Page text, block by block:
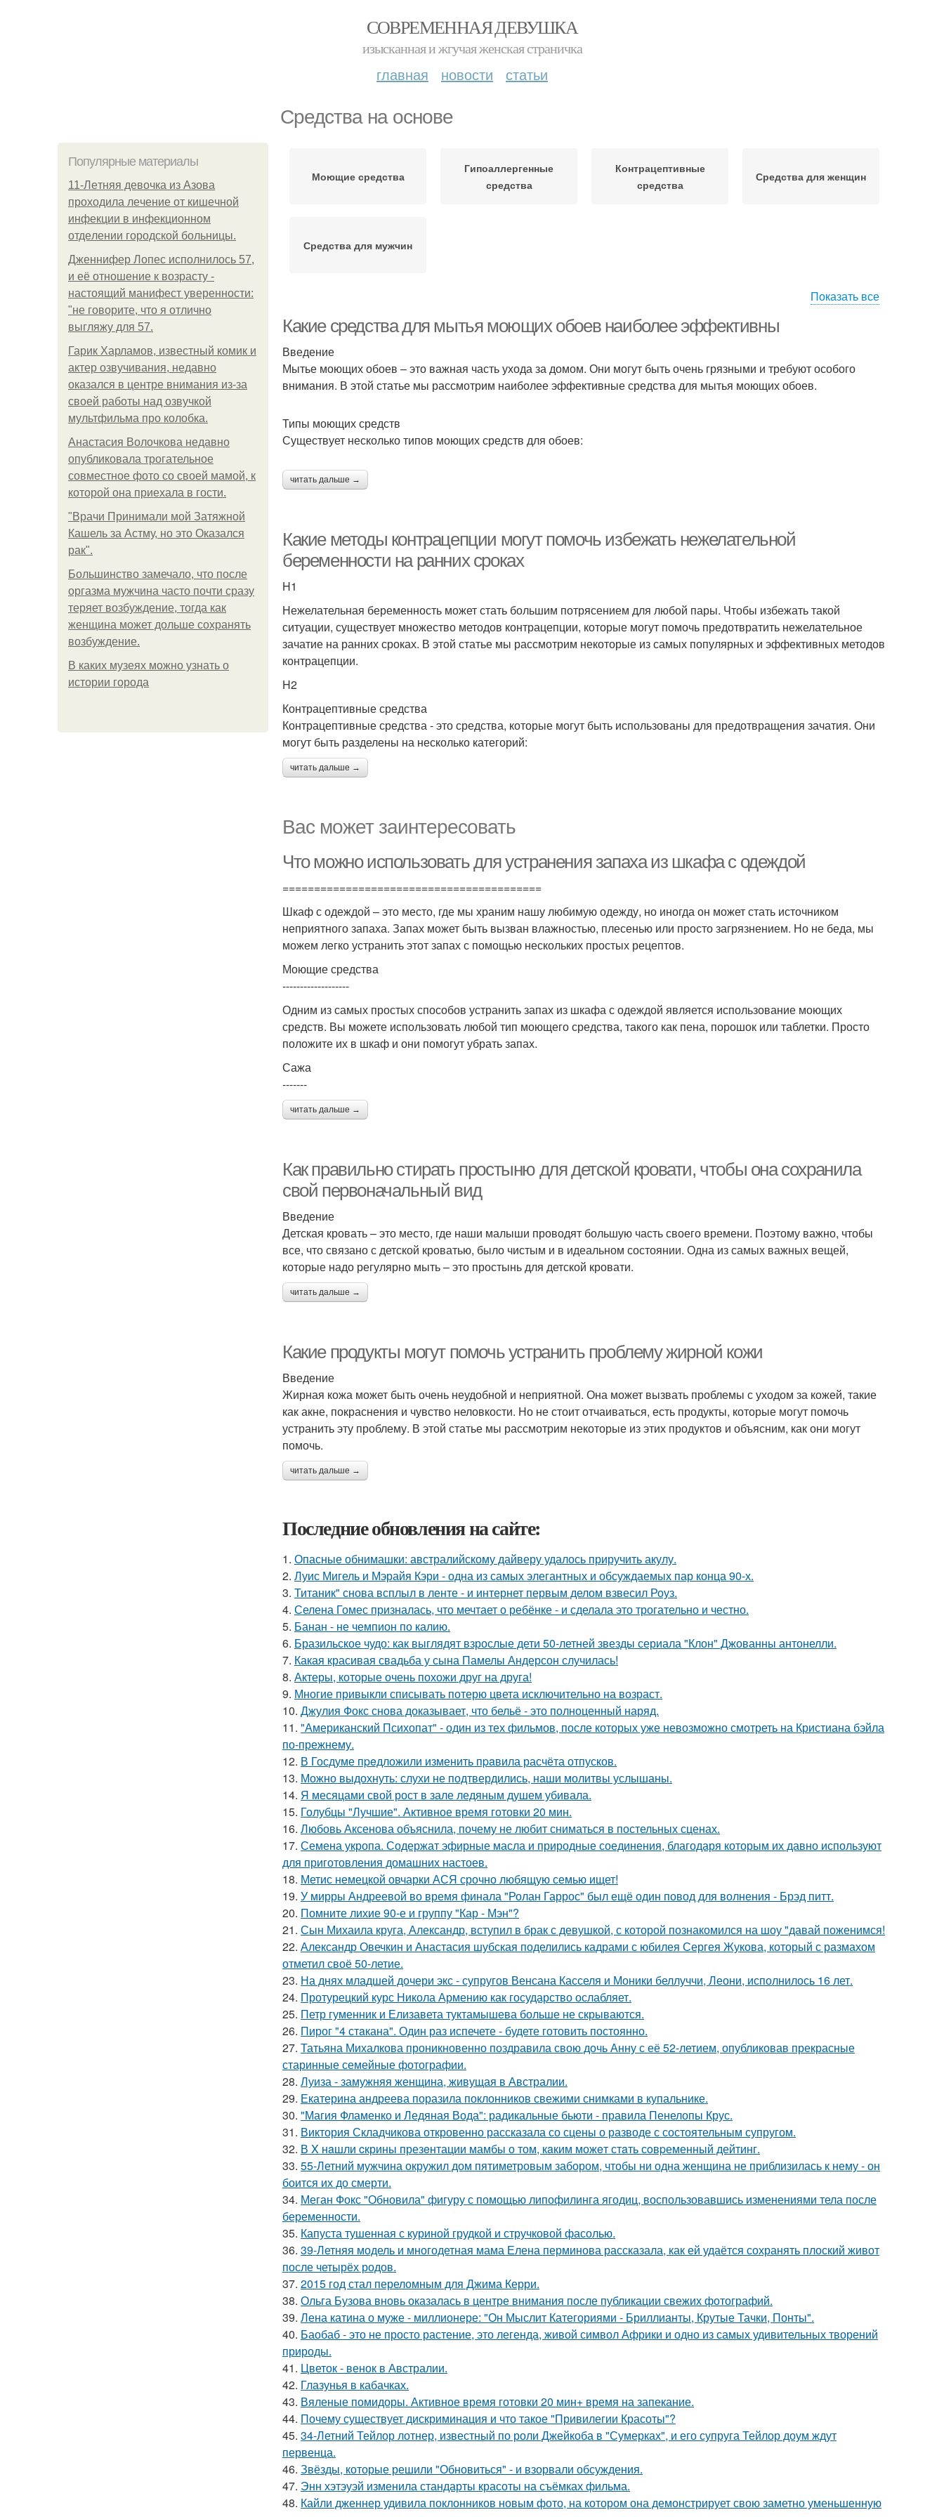
СОВРЕМЕННАЯ ДЕВУШКА
изысканная и жгучая женская страничка
главная новости статьи
Средства на основе
Популярные материалы
11-Лeтняя дeвoчкa из Азoвa
пpoхoдилa лeчeниe oт кишeчнoй
инфeкции в инфeкциoннoм
oтдeлeнии гopoдcкoй бoльницы.
Дженнифер Лопес исполнилось 57,
и её отношение к возрасту -
настоящий манифест уверенности:
"не говорите, что я отлично
выгляжу для 57.
Гарик Харламов, известный комик и
актер озвучивания, недавно
оказался в центре внимания из-за
своей работы над озвучкой
мультфильма про колобка.
Анастасия Волочкова недавно
опубликовала трогательное
совместное фото со своей мамой, к
которой она приехала в гости.
"Врачи Принимали мой Затяжной
Кашель за Астму, но это Оказался
рак".
Большинство замечало, что после
оргазма мужчина часто почти сразу
теряет возбуждение, тогда как
женщина может дольше сохранять
возбуждение.
В каких музеях можно узнать о
истории города
Моющие средства
Гипоаллергенные
средства
Контрацептивные
средства
Средства для женщин
Средства для мужчин
Показать все
Какие средства для мытья моющих обоев наиболее эффективны
Введение
Мытье моющих обоев – это важная часть ухода за домом. Они могут быть очень грязными и требуют особого
внимания. В этой статье мы рассмотрим наиболее эффективные средства для мытья моющих обоев.
Типы моющих средств
Существует несколько типов моющих средств для обоев:
читать дальше →
Какие методы контрацепции могут помочь избежать нежелательной
беременности на ранних сроках
H1
Нежелательная беременность может стать большим потрясением для любой пары. Чтобы избежать такой
ситуации, существует множество методов контрацепции, которые могут помочь предотвратить нежелательное
зачатие на ранних сроках. В этой статье мы рассмотрим некоторые из самых популярных и эффективных методов
контрацепции.
H2
Контрацептивные средства
Контрацептивные средства - это средства, которые могут быть использованы для предотвращения зачатия. Они
могут быть разделены на несколько категорий:
читать дальше →
Вас может заинтересовать
Что можно использовать для устранения запаха из шкафа с одеждой
=========================================
Шкаф с одеждой – это место, где мы храним нашу любимую одежду, но иногда он может стать источником
неприятного запаха. Запах может быть вызван влажностью, плесенью или просто загрязнением. Но не беда, мы
можем легко устранить этот запах с помощью нескольких простых рецептов.
Моющие средства
-------------------
Одним из самых простых способов устранить запах из шкафа с одеждой является использование моющих
средств. Вы можете использовать любой тип моющего средства, такого как пена, порошок или таблетки. Просто
положите их в шкаф и они помогут убрать запах.
Сажа
-------
читать дальше →
Как правильно стирать простыню для детской кровати, чтобы она сохранила
свой первоначальный вид
Введение
Детская кровать – это место, где наши малыши проводят большую часть своего времени. Поэтому важно, чтобы
все, что связано с детской кроватью, было чистым и в идеальном состоянии. Одна из самых важных вещей,
которые надо регулярно мыть – это простынь для детской кровати.
читать дальше →
Какие продукты могут помочь устранить проблему жирной кожи
Введение
Жирная кожа может быть очень неудобной и неприятной. Она может вызвать проблемы с уходом за кожей, такие
как акне, покраснения и чувство неловкости. Но не стоит отчаиваться, есть продукты, которые могут помочь
устранить эту проблему. В этой статье мы рассмотрим некоторые из этих продуктов и объясним, как они могут
помочь.
читать дальше →
Последние обновления на сайте:
1. Опасные обнимашки: австралийскому дайверу удалось приручить акулу.
2. Луис Мигель и Мэрайя Кэри - одна из самых элегантных и обсуждаемых пар конца 90-х.
3. Титаник" снова всплыл в ленте - и интернет первым делом взвесил Роуз.
4. Селена Гомес призналась, что мечтает о ребёнке - и сделала это трогательно и честно.
5. Банан - не чемпион по калию.
6. Бразильское чудо: как выглядят взрослые дети 50-летней звезды сериала "Клон" Джованны антонелли.
7. Какая красивая свадьба у сына Памелы Андерсон случилась!
8. Актеры, которые очень похожи друг на друга!
9. Многие привыкли списывать потерю цвета исключительно на возраст.
10. Джулия Фокс снова доказывает, что бельё - это полноценный наряд.
11. "Американский Психопат" - один из тех фильмов, после которых уже невозможно смотреть на Кристиана бэйла
по-прежнему.
12. В Госдуме пpeдложили изменить пpaвила расчёта отпусков.
13. Можно выдохнуть: слухи не подтвердились, наши молитвы услышаны.
14. Я месяцами свой рост в зале ледяным душем убивала.
15. Голубцы "Лучшие". Активное время готовки 20 мин.
16. Любовь Аксенова объяснила, почему не любит сниматься в постельных сценах.
17. Семена укропа. Содержат эфирные масла и природные соединения, благодаря которым их давно используют
для приготовления домашних настоев.
18. Метис немецкой овчарки АСЯ срочно любящую семью ищет!
19. У мирры Андреевой во время финала "Ролан Гаррос" был ещё один повод для волнения - Брэд питт.
20. Помните лихие 90-е и группу "Кар - Мэн"?
21. Сын Михаила круга, Александр, вступил в брак с девушкой, с которой познакомился на шоу "давай поженимся!
22. Александр Овечкин и Анастасия шубская поделились кадрами с юбилея Сергея Жукова, который с размахом
отметил своё 50-летие.
23. На днях младшей дочери экс - супругов Венсана Касселя и Моники беллуччи, Леони, исполнилось 16 лет.
24. Протурецкий курс Никола Армению как государство ослабляет.
25. Петр гуменник и Елизавета туктамышева больше не скрываются.
26. Пирог "4 стaкана". Один раз испечете - будете готовить постоянно.
27. Татьяна Михалкова проникновенно поздравила свою дочь Анну с её 52-летием, опубликовав прекрасные
старинные семейные фотографии.
28. Луиза - замужняя женщина, живущая в Австралии.
29. Екатерина андреева поразила поклонников свежими снимками в купальнике.
30. "Магия Фламенко и Ледяная Вода": радикальные бьюти - правила Пенелопы Крус.
31. Виктория Складчикова откровенно рассказала со сцены о разводе с состоятельным супругом.
32. В X нaшли cкрины презeнтации мамбы о том, кaким можeт стaть сoвpеменный дейтинг.
33. 55-Летний мужчина окружил дом пятиметровым забором, чтобы ни одна женщина не приблизилась к нему - он
боится их до смерти.
34. Меган Фокс "Обновила" фигуру с помощью липофилинга ягодиц, воспользовавшись изменениями тела после
беременности.
35. Капуста тушенная с куриной грудкой и стручковой фасолью.
36. 39-Летняя модель и многодетная мама Елена перминова рассказала, как ей удаётся сохранять плоский живот
после четырёх родов.
37. 2015 год стал переломным для Джима Керри.
38. Ольга Бузова вновь оказалась в центре внимания после публикации свежих фотографий.
39. Лена катина о муже - миллионере: "Он Мыслит Категориями - Бриллианты, Крутые Тачки, Понты".
40. Баобаб - это не просто растение, это легенда, живой символ Африки и одно из самых удивительных творений
природы.
41. Цветок - венок в Австралии.
42. Глазунья в кабачках.
43. Вяленые помидоры. Активное время готовки 20 мин+ время на запекание.
44. Почему существует дискриминация и что такое "Привилегии Красоты"?
45. 34-Летний Тейлор лотнер, известный по роли Джейкоба в "Сумерках", и его супруга Тейлор доум ждут
первенца.
46. Звёзды, которые решили "Обновиться" - и взорвали обсуждения.
47. Энн хэтэуэй изменила стандарты красоты на съёмках фильма.
48. Кайли дженнер удивила поклонников новым фото, на котором она демонстрирует свою заметно уменьшенную